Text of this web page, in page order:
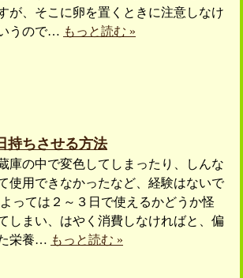
が、そこに卵を置くときに注意しなけ
うので… もっと読む »
持ちさせる方法
庫の中で変色してしまったり、しんな
使用できなかったなど、経験はないで
っては２～３日で使えるかどうか怪
しまい、はやく消費しなければと、偏
栄養… もっと読む »